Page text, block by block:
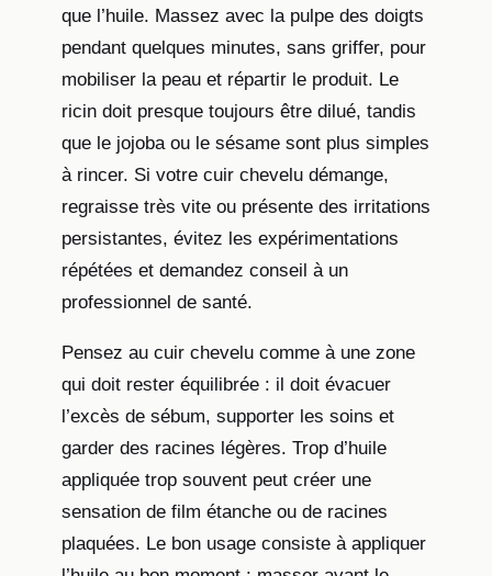
que l’huile. Massez avec la pulpe des doigts
pendant quelques minutes, sans griffer, pour
mobiliser la peau et répartir le produit. Le
ricin doit presque toujours être dilué, tandis
que le jojoba ou le sésame sont plus simples
à rincer. Si votre cuir chevelu démange,
regraisse très vite ou présente des irritations
persistantes, évitez les expérimentations
répétées et demandez conseil à un
professionnel de santé.
Pensez au cuir chevelu comme à une zone
qui doit rester équilibrée : il doit évacuer
l’excès de sébum, supporter les soins et
garder des racines légères. Trop d’huile
appliquée trop souvent peut créer une
sensation de film étanche ou de racines
plaquées. Le bon usage consiste à appliquer